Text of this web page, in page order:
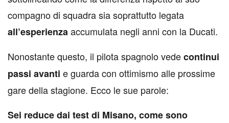
compagno di squadra sia soprattutto legata
all’esperienzaaccumulata negli anni con la Ducati.
Nonostante questo, il pilota spagnolo vedecontinui
passi avanti e guarda con ottimismo alle prossime
gare della stagione. Ecco le sue parole:
Sei reduce dai test di Misano, come sono